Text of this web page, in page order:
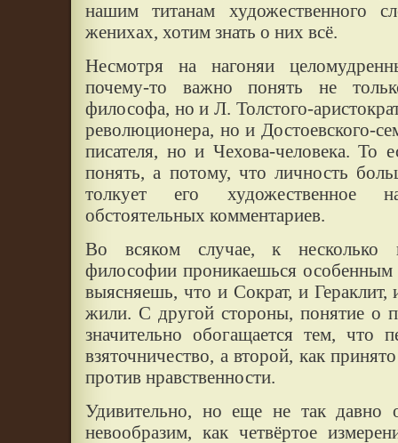
нашим титанам художественного
женихах, хотим знать о них всё.
Несмотря на нагоняи
почему-то важно понять не
философа, но и Л. Толстого-
революционера, но и Достоевского-
писателя, но и Чехова-человека. То
понять, а потому, что личность
толкует его художественное
обстоятельных комментариев.
Во всяком случае, к несколько
философии проникаешься особенным
выясняешь, что и Сократ, и
жили. С другой стороны, понятие о
значительно обогащается тем, что
взяточничество, а второй, как
против нравственности.
Удивительно, но еще не так давно
невообразим, как четвёртое